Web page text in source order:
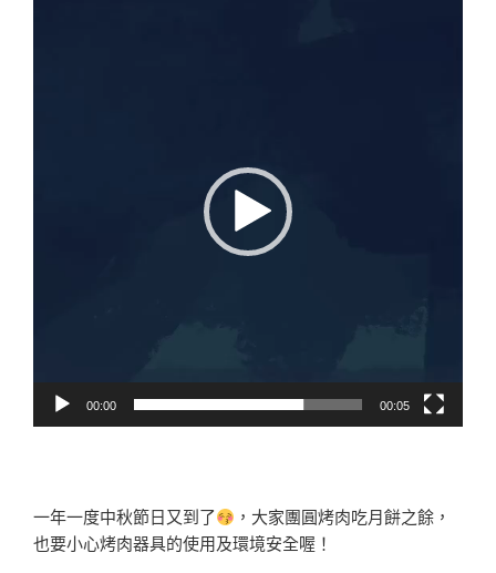
00:00 00:05
一年一度中秋節日又到了
，大家團圓烤肉吃月餅之餘，
也要小心烤肉器具的使用及環境安全喔！